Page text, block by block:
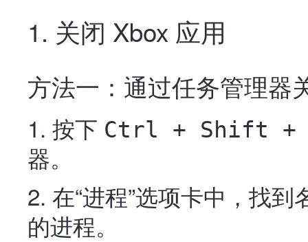
1. 关闭 Xbox 应用
方法一：通过任务管理器
按下 Ctrl + Shift +
器。
在“进程”选项卡中，找到
的进程。